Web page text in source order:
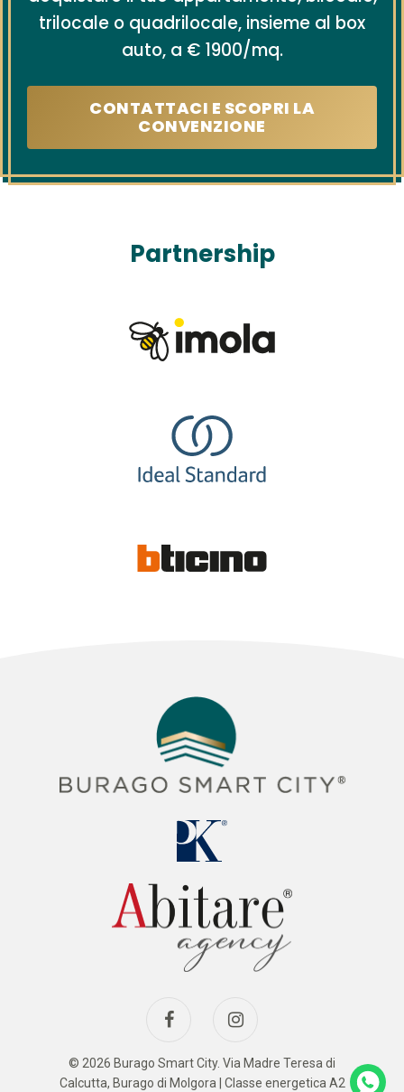
trilocale o quadrilocale, insieme al box
auto, a € 1900/mq.
CONTATTACI E SCOPRI LA
CONVENZIONE
Partnership
© 2026 Burago Smart City. Via Madre Teresa di
Calcutta, Burago di Molgora | Classe energetica A2